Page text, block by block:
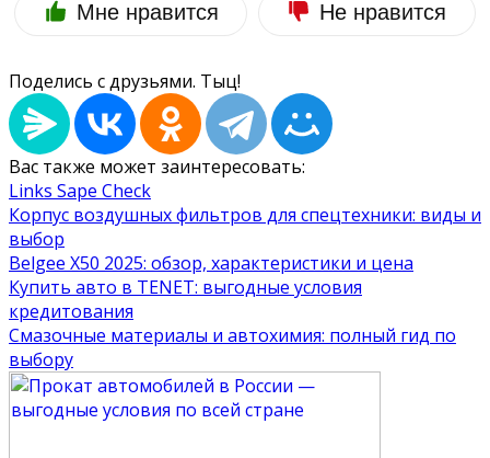
Мне нравится Не нравится
Поделись с друзьями. Тыц!
Вас также может заинтересовать:
Links Sape Check
Корпус воздушных фильтров для спецтехники: виды и
выбор
Belgee X50 2025: обзор, характеристики и цена
Купить авто в TENET: выгодные условия
кредитования
Смазочные материалы и автохимия: полный гид по
выбору